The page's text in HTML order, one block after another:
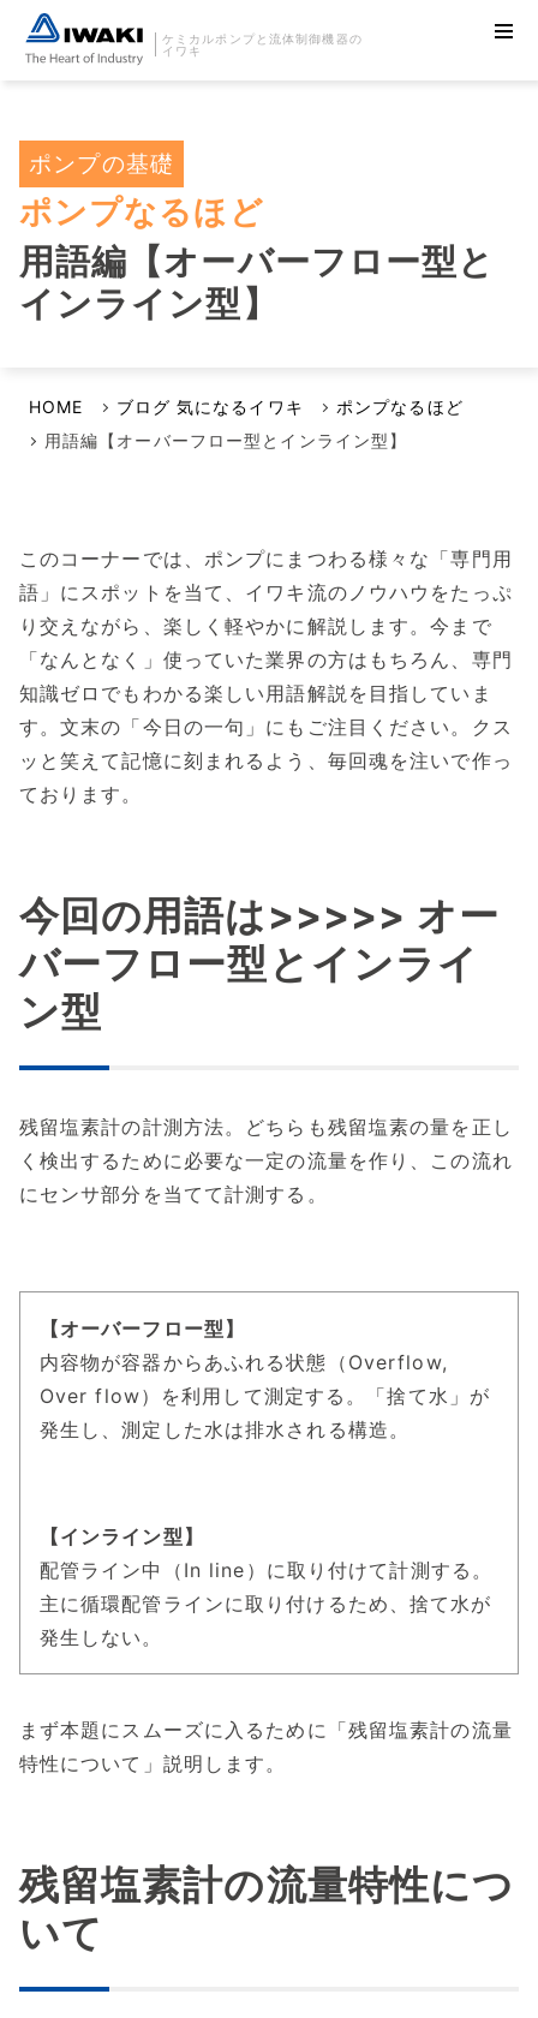
ケミカルポンプと流体制御機器の
イワキ
ポンプの基礎
ポンプなるほど
用語編【オーバーフロー型と
インライン型】
HOME ブログ 気になるイワキ
ポンプなるほど
用語編【オーバーフロー型とインライン型】
このコーナーでは、ポンプにまつわる様々な「専門用
語」にスポットを当て、イワキ流のノウハウをたっぷ
り交えながら、楽しく軽やかに解説します。今まで
「なんとなく」使っていた業界の方はもちろん、専門
知識ゼロでもわかる楽しい用語解説を目指していま
す。文末の「今日の一句」にもご注目ください。クス
ッと笑えて記憶に刻まれるよう、毎回魂を注いで作っ
ております。
今回の用語は>>>>> オー
バーフロー型とインライ
ン型
残留塩素計の計測方法。どちらも残留塩素の量を正し
く検出するために必要な一定の流量を作り、この流れ
にセンサ部分を当てて計測する。
【オーバーフロー型】
内容物が容器からあふれる状態（Overflow,
Over flow）を利用して測定する。「捨て水」が
発生し、測定した水は排水される構造。
【インライン型】
配管ライン中（In line）に取り付けて計測する。
主に循環配管ラインに取り付けるため、捨て水が
発生しない。
まず本題にスムーズに入るために「残留塩素計の流量
特性について」説明します。
残留塩素計の流量特性につ
いて